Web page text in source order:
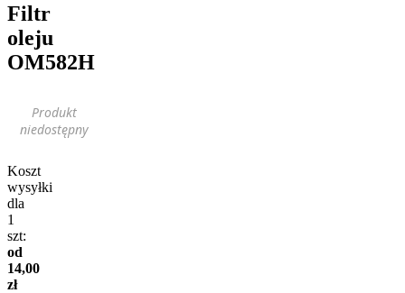
Filtr
oleju
OM582H
Produkt
niedostępny
Koszt
wysyłki
dla
1
szt:
od
14,00
zł